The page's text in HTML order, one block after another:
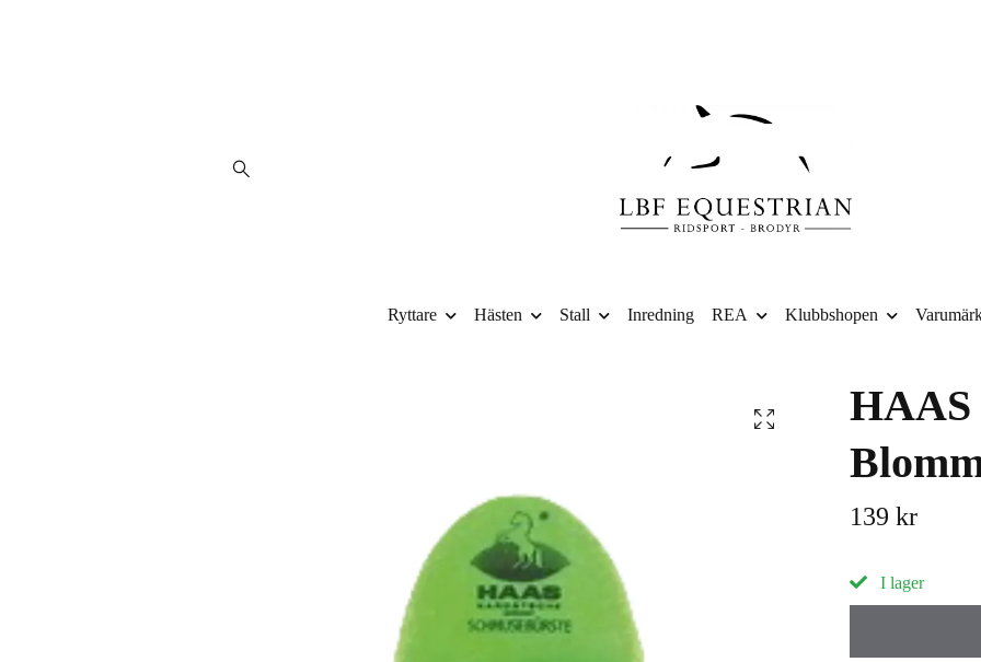
Ryttare Hästen Stall Inredning REA Klubbshopen
HAAS
139 kr
I lager